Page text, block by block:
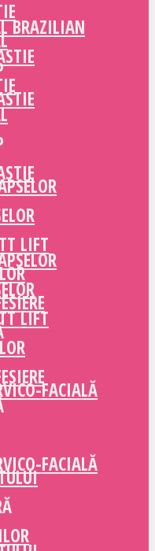
LIFT
FACIALĂ
BRAZILIAN
LIFT
FACIALĂ